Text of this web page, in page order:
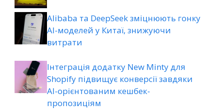
Alibaba та DeepSeek зміцнюють гонку
AI-моделей у Китаї, знижуючи
витрати
Інтеграція додатку New Minty для
Shopify підвищує конверсії завдяки
AI-орієнтованим кешбек-
пропозиціям